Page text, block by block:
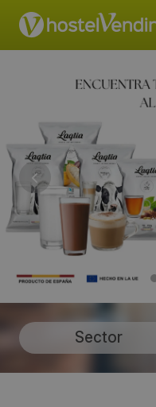
Sector